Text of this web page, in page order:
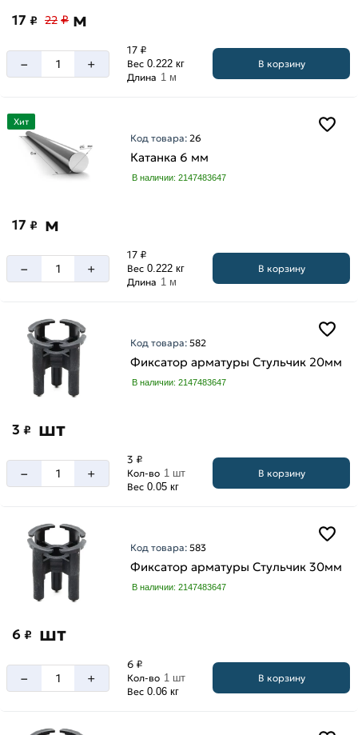
17 ₽ 22 ₽ м
– +
17 ₽
Вес 0.222 кг
Длина 1 м
В корзину
Хит
Код товара: 26
Катанка 6 мм
В наличии: 2147483647
17 ₽ м
– +
17 ₽
Вес 0.222 кг
Длина 1 м
В корзину
Код товара:582
Фиксатор арматуры Стульчик 20мм
В наличии: 2147483647
3 ₽ шт
– +
3 ₽
Кол-во 1 шт
Вес 0.05 кг
В корзину
Код товара:583
Фиксатор арматуры Стульчик 30мм
В наличии: 2147483647
6 ₽ шт
– +
6 ₽
Кол-во 1 шт
Вес 0.06 кг
В корзину